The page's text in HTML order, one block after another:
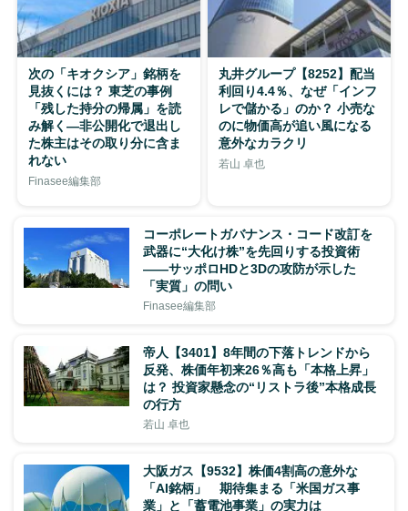
次の「キオクシア」銘柄を
見抜くには？ 東芝の事例
「残した持分の帰属」を読
み解く—非公開化で退出し
た株主はその取り分に含ま
れない
Finasee編集部
丸井グループ【8252】配当
利回り4.4％、なぜ「インフ
レで儲かる」のか？ 小売な
のに物価高が追い風になる
意外なカラクリ
若山 卓也
コーポレートガバナンス・コード改訂を
武器に“大化け株”を先回りする投資術
——サッポロHDと3Dの攻防が示した
「実質」の問い
Finasee編集部
帝人【3401】8年間の下落トレンドから
反発、株価年初来26％高も「本格上昇」
は？ 投資家懸念の“リストラ後”本格成長
の行方
若山 卓也
大阪ガス【9532】株価4割高の意外な
「AI銘柄」 期待集まる「米国ガス事
業」と「蓄電池事業」の実力は